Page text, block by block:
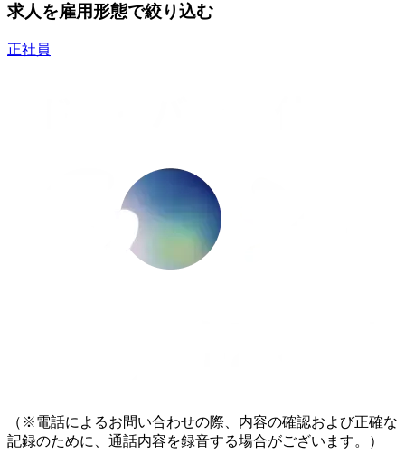
求人を雇用形態で絞り込む
正社員
（※電話によるお問い合わせの際、内容の確認および正確な
記録のために、通話内容を録音する場合がございます。）